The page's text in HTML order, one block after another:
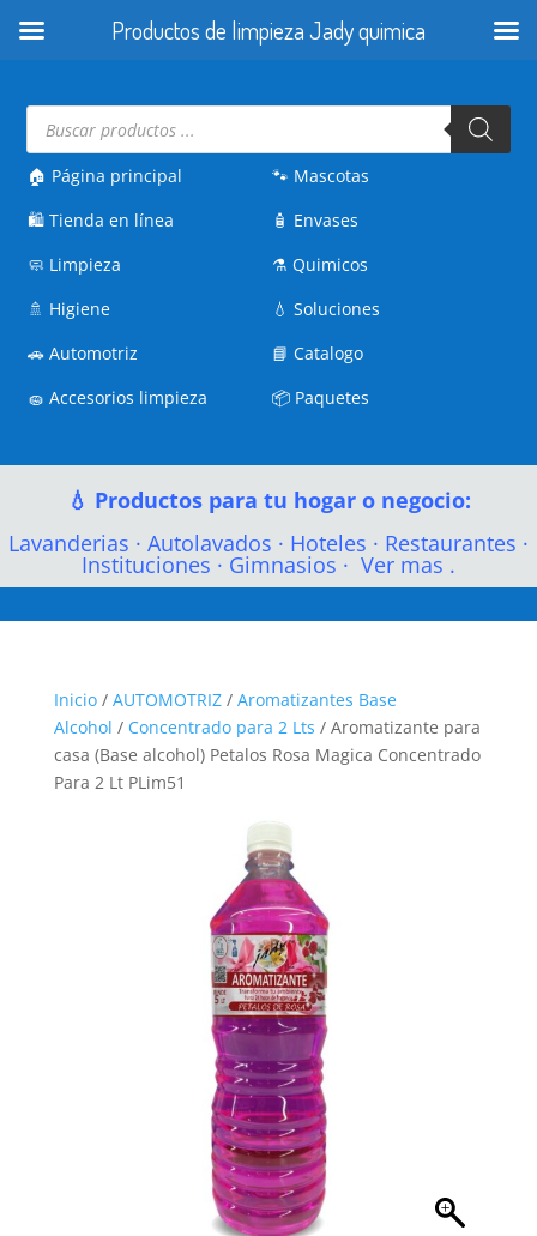
Búsqueda
productos
🏠 Página principal
🛍️Tienda en línea
🧼 Limpieza
🚿 Higiene
🚗Automotriz
🧽Accesorios limpieza
🐾 Mascotas
🧴 Envases
⚗️Quimicos
💧Soluciones
📘Catalogo
📦 Paquetes
💧 Productos para tu hogar o negocio:
Lavanderias · Autolavados · Hoteles · Restaurantes ·
Instituciones · Gimnasios · Ver mas .
Inicio/ AUTOMOTRIZ/ Aromatizantes Base
Alcohol / Concentrado para 2 Lts / Aromatizante para
casa (Base alcohol) Petalos Rosa Magica Concentrado
Para 2 Lt PLim51
Productos de limpieza Jady quimica